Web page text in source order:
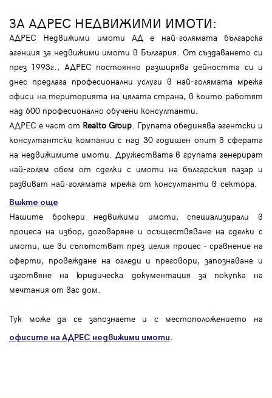
ЗА АДРЕС НЕДВИЖИМИ ИМОТИ:
АДРЕС Недвижими имоти АД е най-голямата българска
агенция за недвижими имоти в България. От създаването си
през 1993г., АДРЕС постоянно разширява дейността си и
днес предлага професионални услуги в най-голямата мрежа
офиси на територията на цялата страна, в които работят
над 600 професионално обучени консултанти.
АДРЕС е част от Realto Group. Групата обединява агентски и
консултантски компании с над 30 годишен опит в сферата
на недвижимите имоти. Дружествата в групата генерират
най-голям обем от сделки с имоти на българския пазар и
развиват най-голямата мрежа от консултанти в сектора.
Вижте още
Нашите брокери недвижими имоти, специализирали в
процеса на избор, договаряне и осъществяване на сделки с
имоти, ще ви съпътстват през целия процес - сравнение на
оферти, провеждане на огледи и преговори, запознаване и
изготвяне на юридическа документация за покупка на
мечтания от вас дом.
Тук може да се запознаете и с местоположението на
офисите на АДРЕС недвижими имоти.